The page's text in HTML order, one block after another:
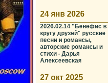
24 янв 2026
2026.02.14 "Бенефис в
кругу друзей" русские
песни и романсы,
авторские романсы и
стихи - Дарья
Алексеевская
27 окт 2025